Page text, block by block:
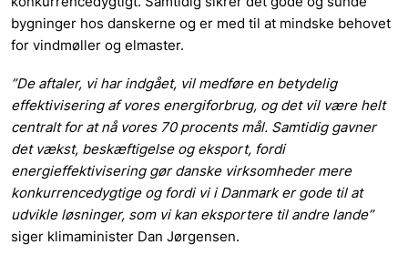
bygninger hos danskerne og er med til at mindske behovet
for vindmøller og elmaster.
”De aftaler, vi har indgået, vil medføre en betydelig
effektivisering af vores energiforbrug, og det vil være helt
centralt for at nå vores 70 procents mål. Samtidig gavner
det vækst, beskæftigelse og eksport, fordi
energieffektivisering gør danske virksomheder mere
konkurrencedygtige og fordi vi i Danmark er gode til at
udvikle løsninger, som vi kan eksportere til andre lande”
siger klimaminister Dan Jørgensen.